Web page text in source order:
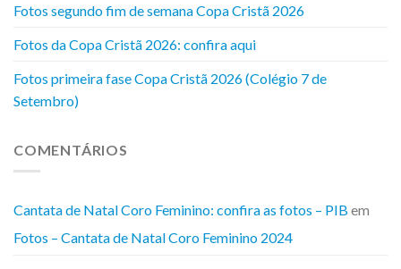
Fotos segundo fim de semana Copa Cristã 2026
Fotos da Copa Cristã 2026: confira aqui
Fotos primeira fase Copa Cristã 2026 (Colégio 7 de
Setembro)
COMENTÁRIOS
Cantata de Natal Coro Feminino: confira as fotos – PIB em
Fotos – Cantata de Natal Coro Feminino 2024